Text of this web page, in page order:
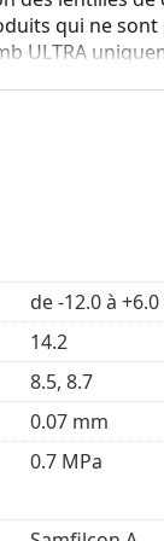
qui ne
ULTRA
A, un
la lentille
optimale de
au long de la
lentilles
de -12.0 à +6.0
14.2
8.5, 8.7
0.07 mm
0.7 MPa